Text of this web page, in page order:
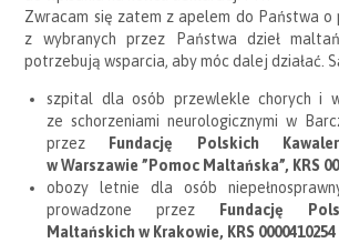
Zwracam się zatem z apelem do Państwa o
z wybranych przez Państwa dzieł
potrzebują wsparcia, aby móc dalej działać.
szpital dla osób przewlekle chorych i
ze schorzeniami neurologicznymi w
przez Fundację Polskich
w Warszawie ”Pomoc Maltańska”, KRS
obozy letnie dla osób
prowadzone przez Fundację
Maltańskich w Krakowie, KRS 0000410254